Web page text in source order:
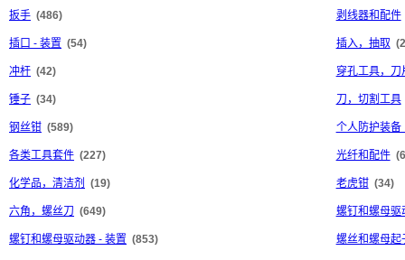
扳手 (486) 剥线器和配件
插口 - 装置 (54) 插入，抽取
冲杆 (42) 穿孔工具，刀
锤子 (34) 刀，切割工具
钢丝钳 (589) 个人防护装备
各类工具套件 (227) 光纤和配件
化学品，清洁剂 (19) 老虎钳 (34)
六角，螺丝刀 (649) 螺钉和螺母驱
螺钉和螺母驱动器 - 装置 (853) 螺丝和螺母起